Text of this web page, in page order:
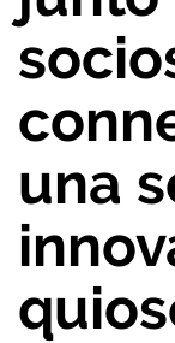
una